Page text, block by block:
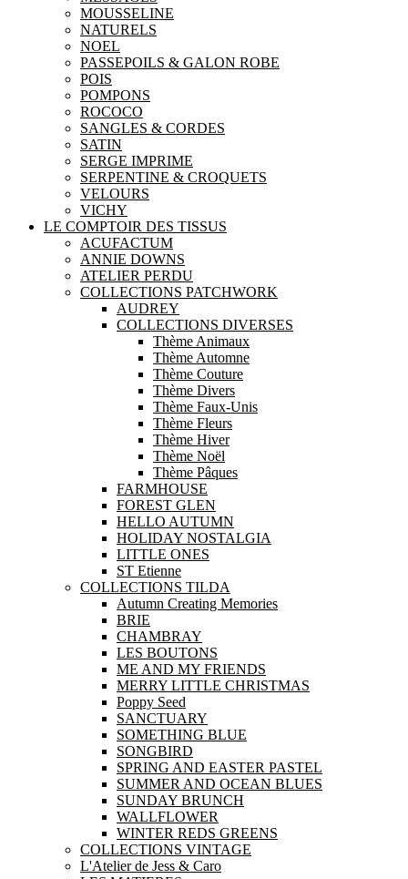
MOUSSELINE
NATURELS
NOEL
PASSEPOILS & GALON ROBE
POIS
POMPONS
ROCOCO
SANGLES & CORDES
SATIN
SERGE IMPRIME
SERPENTINE & CROQUETS
VELOURS
VICHY
LE COMPTOIR DES TISSUS
ACUFACTUM
ANNIE DOWNS
ATELIER PERDU
COLLECTIONS PATCHWORK
AUDREY
COLLECTIONS DIVERSES
Thème Animaux
Thème Automne
Thème Couture
Thème Divers
Thème Faux-Unis
Thème Fleurs
Thème Hiver
Thème Noël
Thème Pâques
FARMHOUSE
FOREST GLEN
HELLO AUTUMN
HOLIDAY NOSTALGIA
LITTLE ONES
ST Etienne
COLLECTIONS TILDA
Autumn Creating Memories
BRIE
CHAMBRAY
LES BOUTONS
ME AND MY FRIENDS
MERRY LITTLE CHRISTMAS
Poppy Seed
SANCTUARY
SOMETHING BLUE
SONGBIRD
SPRING AND EASTER PASTEL
SUMMER AND OCEAN BLUES
SUNDAY BRUNCH
WALLFLOWER
WINTER REDS GREENS
COLLECTIONS VINTAGE
L'Atelier de Jess & Caro